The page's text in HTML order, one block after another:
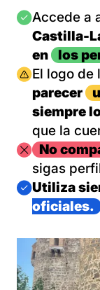
Imagen
Accede a
Castilla-
en
los
Imagen
El logo de
parecer
siempre
que la
Imagen
No
sigas
Imagen
Utiliza
oficiales.